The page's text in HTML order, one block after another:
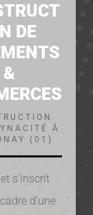
DE
&
À
(01)
s’inscrit
d’une